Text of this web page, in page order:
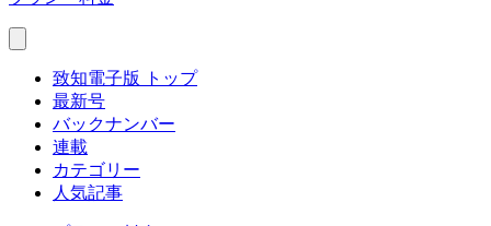
致知電子版 トップ
最新号
バックナンバー
連載
カテゴリー
人気記事